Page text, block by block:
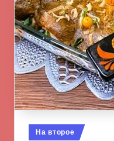
Опубликовано
На второе